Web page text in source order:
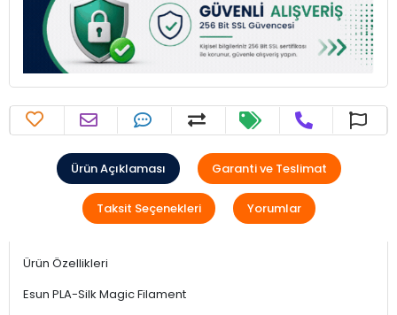
Ürün Açıklaması Garanti ve Teslimat
Taksit Seçenekleri Yorumlar
Ürün Özellikleri
Esun PLA-Silk Magic Filament